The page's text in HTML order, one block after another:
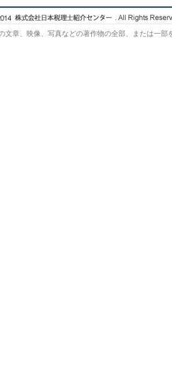
文章、映像、写真などの著作物の全部、または一